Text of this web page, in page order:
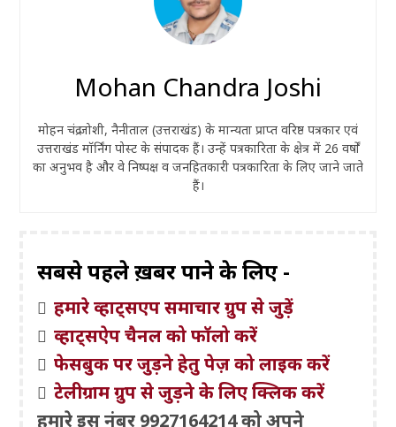
Mohan Chandra Joshi
मोहन चंद्र जोशी, नैनीताल (उत्तराखंड) के मान्यता प्राप्त वरिष्ठ पत्रकार एवं
उत्तराखंड मॉर्निंग पोस्ट के संपादक हैं। उन्हें पत्रकारिता के क्षेत्र में 26 वर्षों
का अनुभव है और वे निष्पक्ष व जनहितकारी पत्रकारिता के लिए जाने जाते
हैं।
सबसे पहले ख़बरें पाने के लिए -
हमारे व्हाट्सएप समाचार ग्रुप से जुड़ें
व्हाट्सऐप चैनल को फॉलो करें
फेसबुक पर जुड़ने हेतु पेज़ को लाइक करें
टेलीग्राम ग्रुप से जुड़ने के लिए क्लिक करें
हमारे इस नंबर 9927164214 को अपने